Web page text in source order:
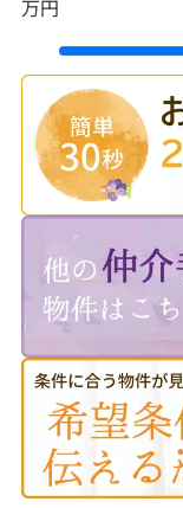
万円